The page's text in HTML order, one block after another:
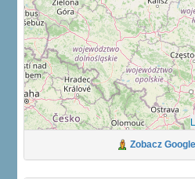
Zobacz